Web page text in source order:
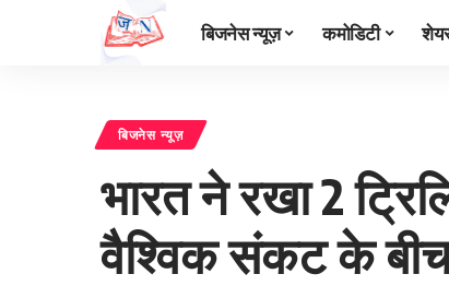
बिजनेस न्यूज़ कमोडिटी
बिजनेस न्यूज़
भारत ने रखा 2
वैश्विक संकट के बीच